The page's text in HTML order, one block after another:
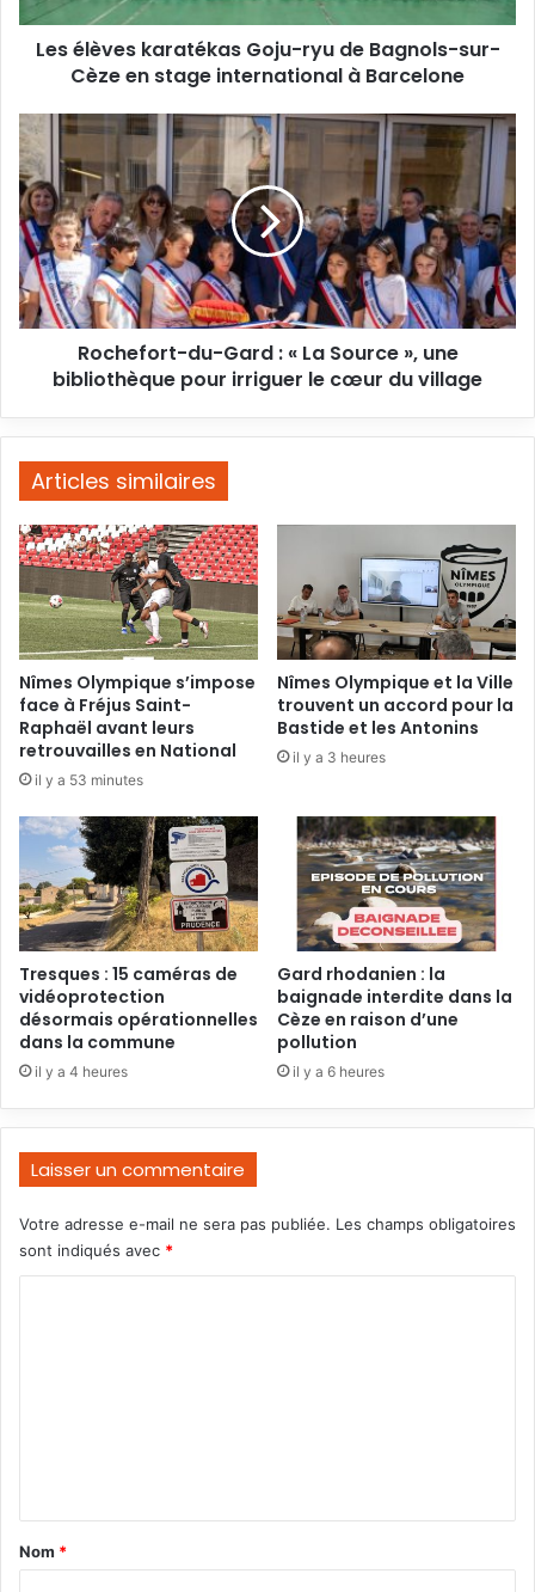
Cèze
à
Barcelone
Les élèves karatékas Goju-ryu de Bagnols-sur-
Cèze en stage international à Barcelone
Rochefort-
du-
Gard
:
«
La
Source
»,
une
bibliothèque
du
village
Rochefort-du-Gard : « La Source », une
bibliothèque pour irriguer le cœur du village
Articles similaires
Nîmes Olympique s’impose
face à Fréjus Saint-
Raphaël avant leurs
retrouvailles en National
il y a 53 minutes
Nîmes Olympique et la Ville
trouvent un accord pour la
Bastide et les Antonins
il y a 3 heures
Tresques : 15 caméras de
vidéoprotection
désormais opérationnelles
dans la commune
il y a 4 heures
Gard rhodanien : la
baignade interdite dans la
Cèze en raison d’une
pollution
il y a 6 heures
Laisser un commentaire
Votre adresse e-mail ne sera pas publiée. Les champs obligatoires
sont indiqués avec *
a
Nom *